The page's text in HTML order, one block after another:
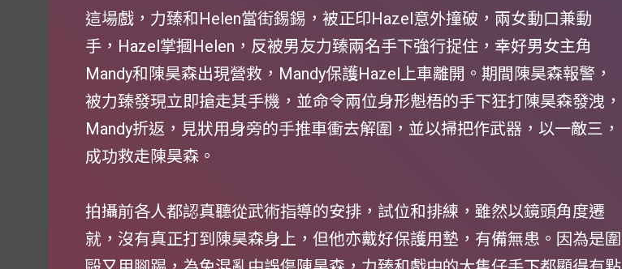
這場戲，力臻和Helen當街錫錫，被正印Hazel意外撞破，兩女動口兼動
手，Hazel掌摑Helen，反被男友力臻兩名手下強行捉住，幸好男女主角
Mandy和陳昊森出現營救，Mandy保護Hazel上車離開。期間陳昊森報警，
被力臻發現立即搶走其手機，並命令兩位身形魁梧的手下狂打陳昊森發洩，
Mandy折返，見狀用身旁的手推車衝去解圍，並以掃把作武器，以一敵三，
成功救走陳昊森。
拍攝前各人都認真聽從武術指導的安排，試位和排練，雖然以鏡頭角度遷
就，沒有真正打到陳昊森身上，但他亦戴好保護用墊，有備無患。因為是圍